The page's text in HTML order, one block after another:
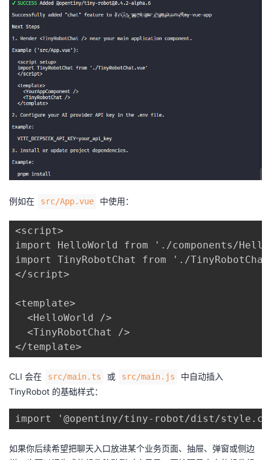
例如在 src/App.vue 中使用：
<script>
import HelloWorld from './components/
import TinyRobotChat from './
</script>
<template>
  <HelloWorld />
  <TinyRobotChat />
CLI 会在 src/main.ts 或 src/main.js
中自动插入
TinyRobot 的基础样式：
如果你后续希望把聊天入口放进某个业务页面、抽屉、弹窗或侧边